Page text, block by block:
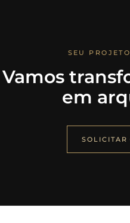
SEU
Vamos
em
SOLICITAR